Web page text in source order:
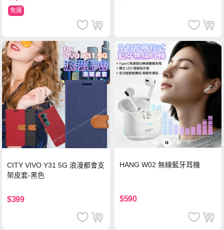
免運
CITY VIVO Y31 5G 浪漫都會支
架皮套-黑色
$399
HANG W02 無線藍牙耳機
$590